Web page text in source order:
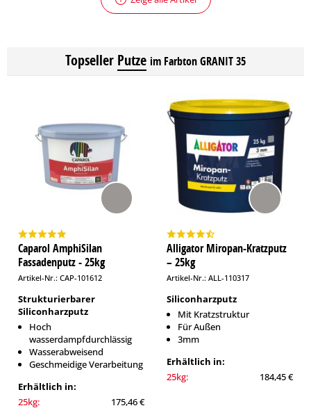
Topseller Putze im Farbton GRANIT 35
Caparol AmphiSilan
Fassadenputz - 25kg
Artikel-Nr.: CAP-101612
Strukturierbarer
Siliconharzputz
Hoch
wasserdampfdurchlässig
Wasserabweisend
Geschmeidige Verarbeitung
Erhältlich in:
25kg:
175,46 €
Alligator Miropan-Kratzputz
– 25kg
Artikel-Nr.: ALL-110317
Siliconharzputz
Mit Kratzstruktur
Für Außen
3mm
Erhältlich in:
25kg:
184,45 €